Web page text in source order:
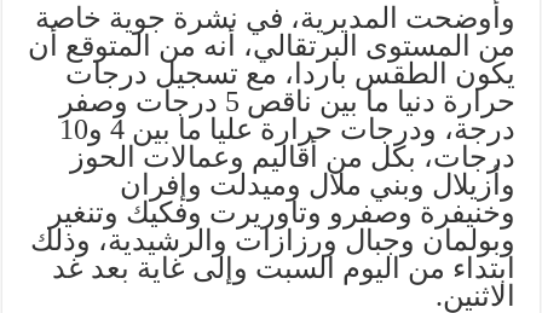
وأوضحت المديرية، في نشرة جوية خاصة
من المستوى البرتقالي، أنه من المتوقع أن
يكون الطقس باردا، مع تسجيل درجات
حرارة دنيا ما بين ناقص 5 درجات وصفر
درجة، ودرجات حرارة عليا ما بين 4 و10
درجات، بكل من أقاليم وعمالات الحوز
وأزيلال وبني ملال وميدلت وإفران
وخنيفرة وصفرو وتاوريرت وفكيك وتنغير
وبولمان وجبال ورزازات والرشيدية، وذلك
ابتداء من اليوم السبت وإلى غاية بعد غد
الاثنين.